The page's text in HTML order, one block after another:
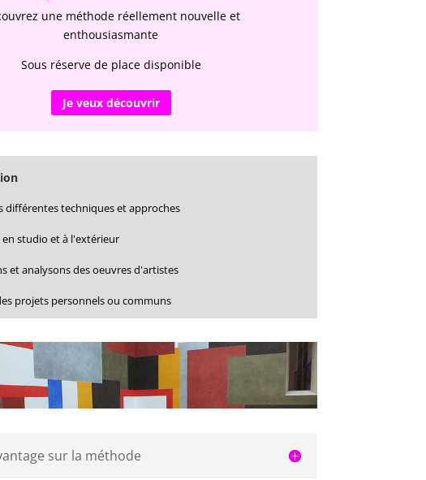
une méthode réellement nouvelle et
enthousiasmante
Sous réserve de place disponible
Je veux découvrir
différentes techniques et approches
studio et à l'extérieur
et analysons des oeuvresd'artistes
projets personnels ou communs
sur la méthode